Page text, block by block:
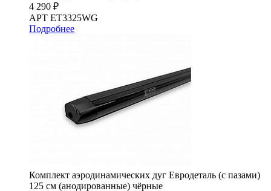
4 290 ₽
АРТ ET3325WG
Подробнее
Комплект аэродинамических дуг Евродеталь (с пазами)
125 см (анодированные) чёрные